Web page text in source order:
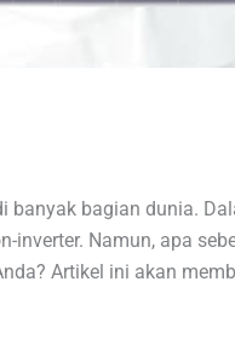
banyak bagian dunia.
Namun, apa
Artikel ini akan